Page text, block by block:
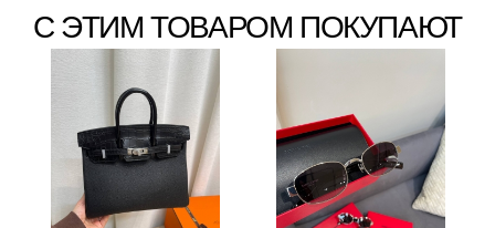
С ЭТИМ ТОВАРОМ ПОКУПАЮТ